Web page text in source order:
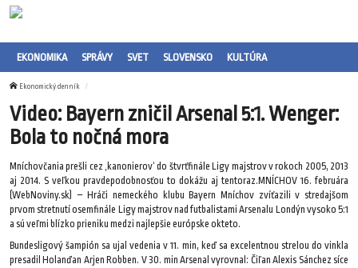
EKONOMIKA SPRÁVY SVET SLOVENSKO KULTÚRA
Ekonomický denník
Video: Bayern zničil Arsenal 5:1. Wenger:
Bola to nočná mora
Mníchovčania prešli cez ‚kanonierov‘ do štvrťfinále Ligy majstrov v rokoch 2005, 2013
aj 2014. S veľkou pravdepodobnosťou to dokážu aj tentoraz.MNÍCHOV 16. februára
(WebNoviny.sk) – Hráči nemeckého klubu Bayern Mníchov zvíťazili v stredajšom
prvom stretnutí osemfinále Ligy majstrov nad futbalistami Arsenalu Londýn vysoko 5:1
a sú veľmi blízko prieniku medzi najlepšie európske okteto.
Bundesligový šampión sa ujal vedenia v 11. min, keď sa excelentnou strelou do vinkla
presadil Holanďan Arjen Robben. V 30. min Arsenal vyrovnal: Čiľan Alexis Sánchez síce